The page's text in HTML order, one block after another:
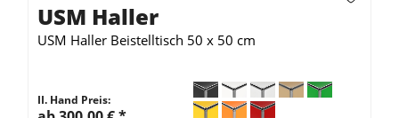
USM Haller
USM Haller Beistelltisch 50 x 50 cm
II. Hand Preis: